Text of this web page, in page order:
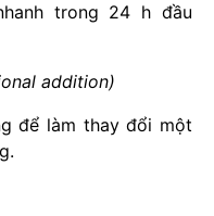
trong 24 h đầu
addition)
để làm thay đổi một